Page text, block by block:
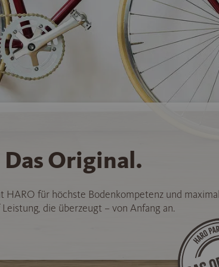
Das Original.
HARO für höchste Bodenkompetenz und
die überzeugt – von Anfang an.